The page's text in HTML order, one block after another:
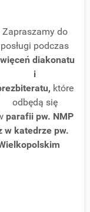
Zapraszamy do
posługi podczas
diakonatu
i
, które
odbędą się
parafii pw. NMP
w katedrze pw.